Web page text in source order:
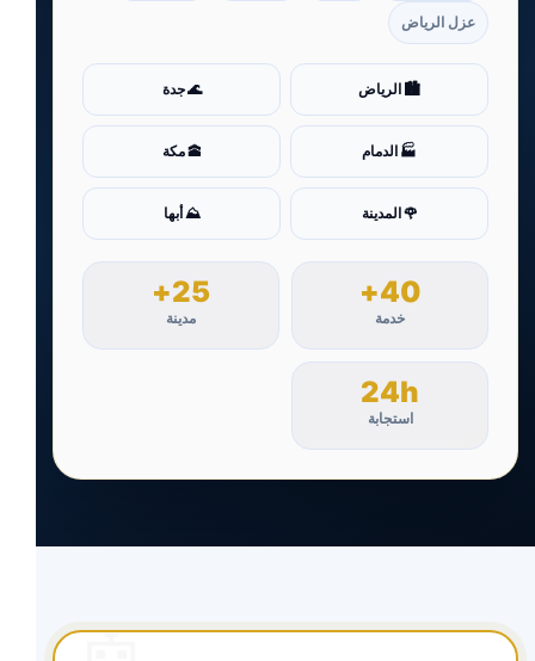
عزل الرياض
🏙️ الرياض 🌊 جدة
🏭 الدمام 🕋 مكة
🌹 المدينة ⛰️ أبها
40+
خدمة
25+
مدينة
24h
استجابة